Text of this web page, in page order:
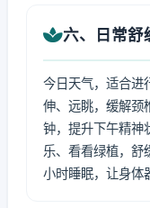
六、日常舒
今日天气，适合进
伸、远眺，缓解
钟，提升下午精神
乐、看看绿植，舒
小时睡眠，让身体